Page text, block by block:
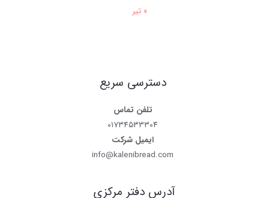
« تیر
دسترسی سریع
تلفن تماس
۰۱۷۳۴۵۳۳۳۰۴
ایمیل شرکت
info@kalenibread.com
آدرس دفتر مرکزی